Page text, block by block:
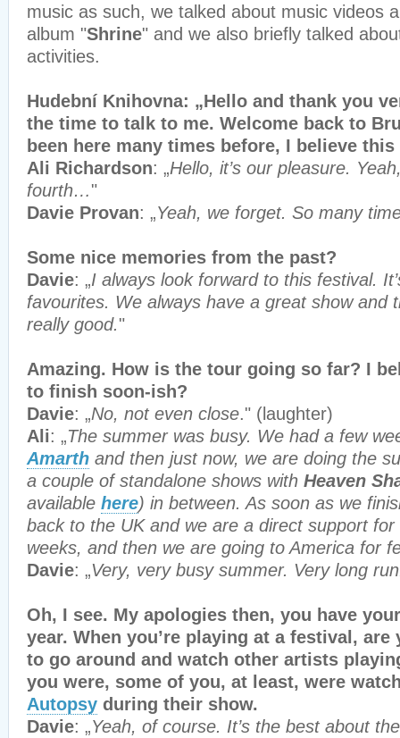
music as such, we talked about music videos
album "Shrine" and we also briefly talked
activities.
Hudební Knihovna: „Hello and thank you
the time to talk to me. Welcome back to
been here many times before, I believe
Ali Richardson: „Hello, it’s our pleasure.
fourth…"
Davie Provan: „Yeah, we forget. So many
Some nice memories from the past?
Davie: „I always look forward to this festival.
favourites. We always have a great show and
really good."
Amazing. How is the tour going so far? I
to finish soon-ish?
Davie: „No, not even close." (laughter)
Ali: „The summer was busy. We had a few
Amarth and then just now, we are doing the
a couple of standalone shows with Heaven
available here) in between. As soon as we
back to the UK and we are a direct support for
weeks, and then we are going to America for
Davie: „Very, very busy summer. Very long
Oh, I see. My apologies then, you have
year. When you’re playing at a festival,
to go around and watch other artists
you were, some of you, at least, were
Autopsy during their show.
Davie: „Yeah, of course. It’s the best about